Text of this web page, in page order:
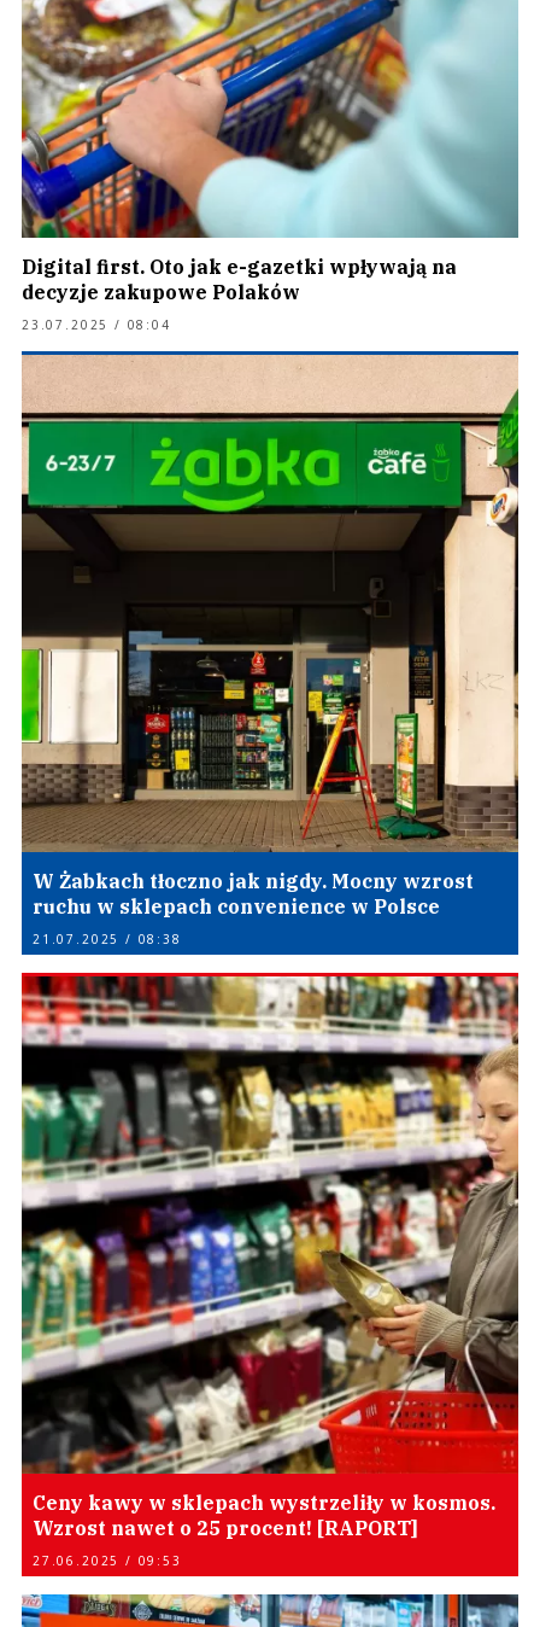
Digital first. Oto jak e-gazetki wpływają na
decyzje zakupowe Polaków
23.07.2025 / 08:04
W Żabkach tłoczno jak nigdy. Mocny wzrost
ruchu w sklepach convenience w Polsce
21.07.2025 / 08:38
Ceny kawy w sklepach wystrzeliły w kosmos.
Wzrost nawet o 25 procent! [RAPORT]
27.06.2025 / 09:53